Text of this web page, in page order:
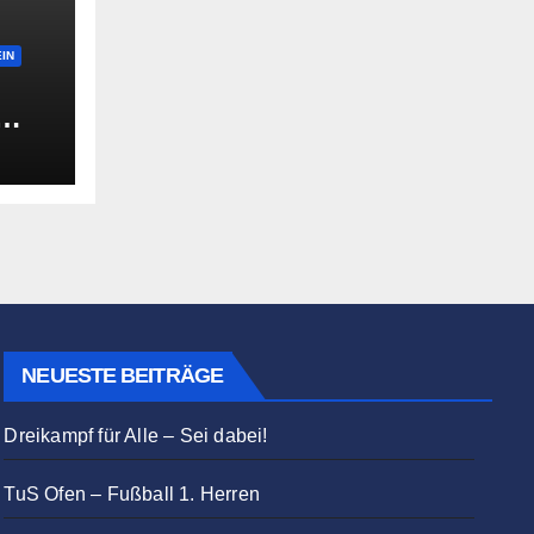
NEUESTE BEITRÄGE
Dreikampf für Alle – Sei dabei!
TuS Ofen – Fußball 1. Herren